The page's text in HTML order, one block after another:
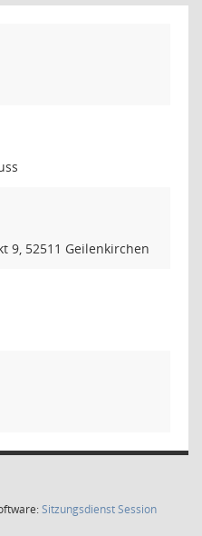
9, 52511 Geilenkirchen
SitzungsdienstSession(Wird in